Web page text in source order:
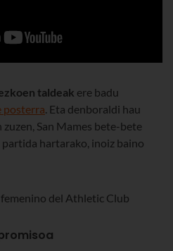
taldeak ere badu
posterra. Eta denboraldi hau
San Mames bete-bete
hartarako, inoiz baino